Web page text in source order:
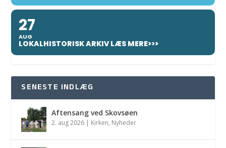
27
AUG
LOKALHISTORISK ARKIV LÆS MERE>>>
SENESTE INDLÆG
Aftensang ved Skovsøen
2. aug 2026 | Kirken, Nyheder